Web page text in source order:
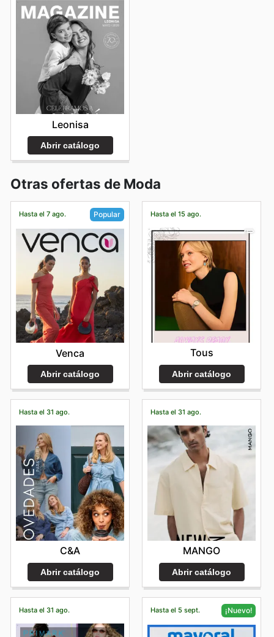
Leonisa
Abrir catálogo
Otras ofertas de Moda
Hasta el 7 ago. Popular
Venca
Abrir catálogo
Hasta el 15 ago.
Tous
Abrir catálogo
Hasta el 31 ago.
C&A
Abrir catálogo
Hasta el 31 ago.
MANGO
Abrir catálogo
Hasta el 31 ago. Hasta el 5 sept. ¡Nuevo!